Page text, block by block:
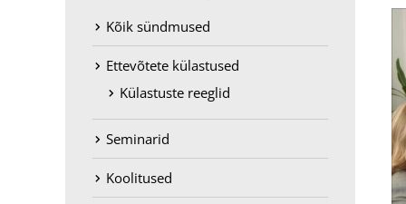
Kõik sündmused
Ettevõtete külastused
Külastuste reeglid
Seminarid
Koolitused